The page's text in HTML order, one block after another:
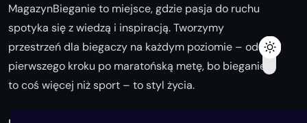
MagazynBieganie to miejsce, gdzie pasja do ruchu
spotyka się z wiedzą i inspiracją. Tworzymy
przestrzeń dla biegaczy na każdym poziomie – od
pierwszego kroku po maratońską metę, bo bieganie
to coś więcej niż sport – to styl życia.